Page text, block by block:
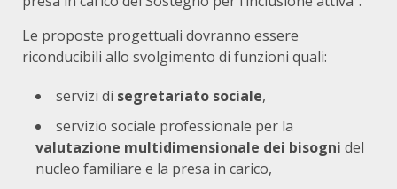
Le proposte progettuali dovranno essere
riconducibili allo svolgimento di funzioni quali:
servizi di segretariato sociale,
servizio sociale professionale per la
valutazione multidimensionale dei bisogni del
nucleo familiare e la presa in carico,